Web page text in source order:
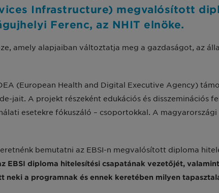
Infrastructure) megvalósított
Ferenc, az NHIT elnöke.
amely alapjaiban változtatja meg a gazdaságot, az
(European Health and Digital Executive Agency)
jait. A projekt részeként edukációs és disszeminációs
esetekre fókuszáló – csoportokkal. A
bemutatni az EBSI-n megvalósított diploma
EBSI diploma hitelesítési csapatának vezetőjét,
a programnak és ennek keretében milyen